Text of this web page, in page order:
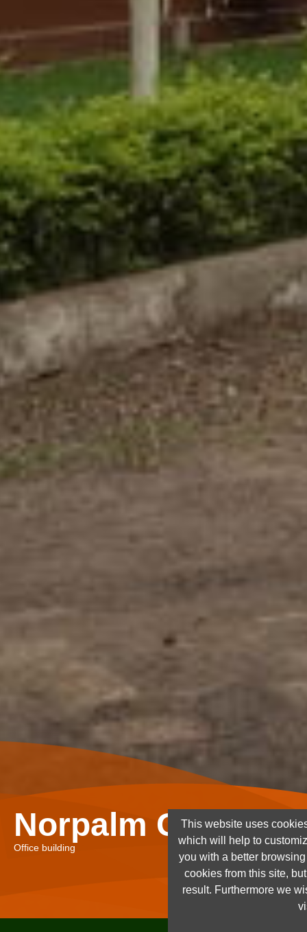
Norpalm Ghana
Office building
This website uses
which will help to
you with a better
cookies from this site,
result. Furthermore we